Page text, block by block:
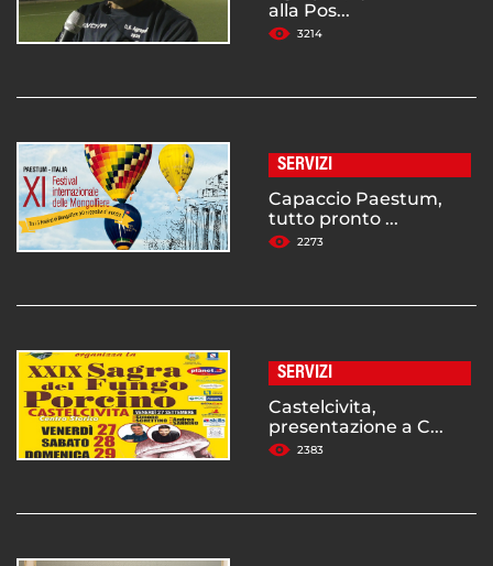
alla Pos...
3214
SERVIZI
Capaccio Paestum,
tutto pronto ...
2273
SERVIZI
Castelcivita,
presentazione a C...
2383